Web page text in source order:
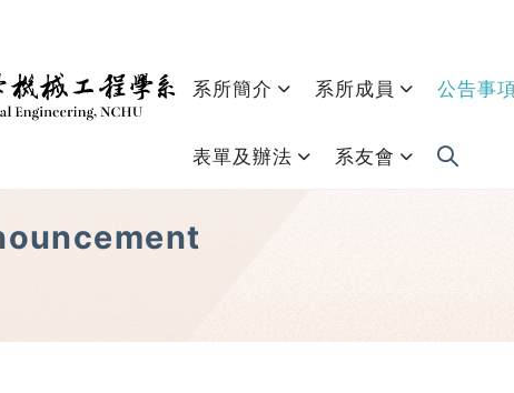
系所簡介 系所成員 公告事
表單及辦法 系友會